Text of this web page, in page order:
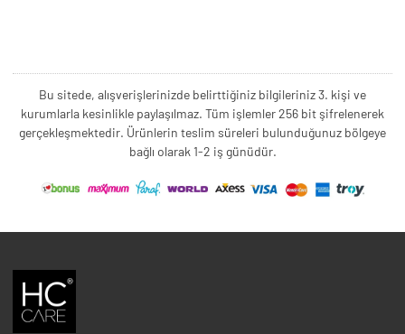
Bu sitede, alışverişlerinizde belirttiğiniz bilgileriniz 3. kişi ve
kurumlarla kesinlikle paylaşılmaz. Tüm işlemler 256 bit şifrelenerek
gerçekleşmektedir. Ürünlerin teslim süreleri bulunduğunuz bölgeye
bağlı olarak 1-2 iş günüdür.